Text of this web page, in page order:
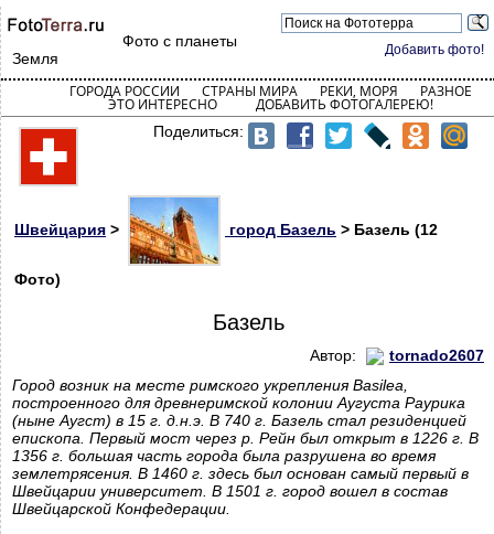
Добавить фото!
Фото с планеты
Земля
ГОРОДА РОССИИ СТРАНЫ МИРА РЕКИ, МОРЯ РАЗНОЕ
ЭТО ИНТЕРЕСНО ДОБАВИТЬ ФОТОГАЛЕРЕЮ!
Поделиться:
Швейцария > город Базель > Базель (12
Фото)
Базель
Автор:
tornado2607
Город возник на месте римского укрепления Basilea,
построенного для древнеримской колонии Аугуста Раурика
(ныне Аугст) в 15 г. д.н.э. В 740 г. Базель стал резиденцией
епископа. Первый мост через р. Рейн был открыт в 1226 г. В
1356 г. большая часть города была разрушена во время
землетрясения. В 1460 г. здесь был основан самый первый в
Швейцарии университет. В 1501 г. город вошел в состав
Швейцарской Конфедерации.